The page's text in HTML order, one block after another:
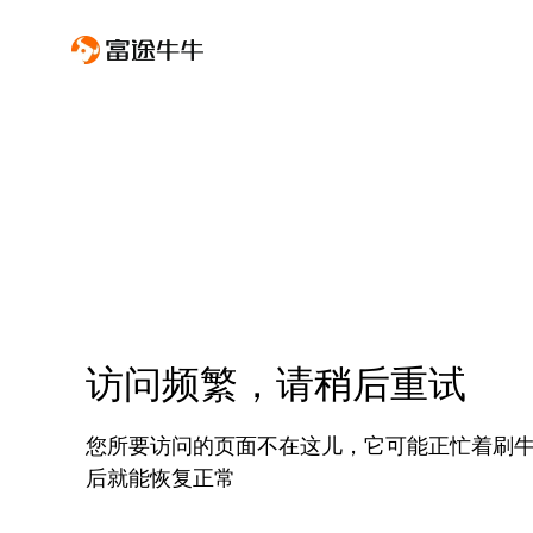
访问频繁，请稍后重试
您所要访问的页面不在这儿，它可能正忙着刷
后就能恢复正常